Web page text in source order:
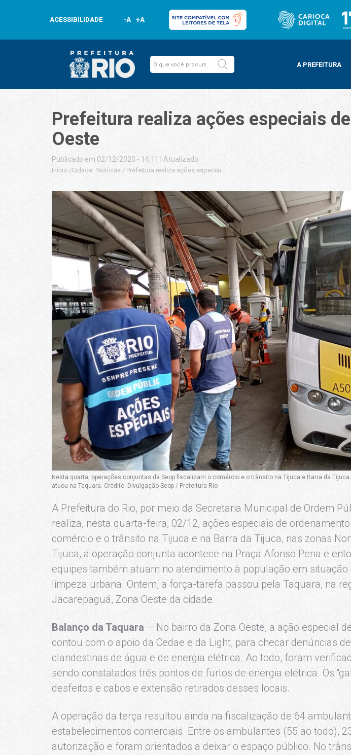
ACESSIBILIDADE -A +A
A PREFEITURA
Prefeitura realiza ações especiais
Oeste
Publicado em 02/12/2020 - 14:11 Atualizado
Início /Cidade Notícias / Prefeitura realiza ações especiais de ordenamento nas zonas Norte e Oeste
Nesta quarta, operações conjuntas da Seop fiscalizam o comércio e o trânsito na Tijuca e Barra da
atuou na Taquara. Crédito: Divulgação Seop / Prefeitura Rio
A Prefeitura do Rio, por meio da Secretaria Municipal de Ordem
realiza, nesta quarta-feira, 02/12, ações especiais de
comércio e o trânsito na Tijuca e na Barra da Tijuca, nas zonas
Tijuca, a operação conjunta acontece na Praça Afonso Pena e
equipes também atuam no atendimento à população em situação
limpeza urbana. Ontem, a força-tarefa passou pela Taquara, na
Jacarepaguá, Zona Oeste da cidade.
Balanço da Taquara – No bairro da Zona Oeste, a ação especial
contou com o apoio da Cedae e da Light, para checar denúncias
clandestinas de água e de energia elétrica. Ao todo, foram
sendo constatados três pontos de furtos de energia elétrica. Os
desfeitos e cabos e extensão retirados desses locais.
A operação da terça resultou ainda na fiscalização de 64
estabelecimentos comerciais. Entre os ambulantes (55 ao todo),
autorização e foram orientados a deixar o espaço público. No